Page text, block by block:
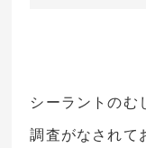
シーラントのむ
調査がなされて